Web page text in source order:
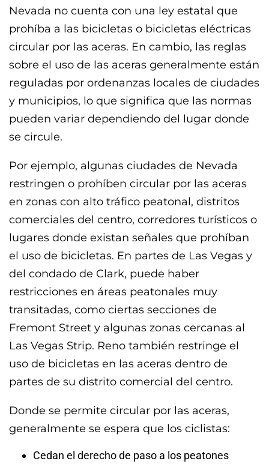
Nevada no cuenta con una ley estatal que
prohíba a las bicicletas o bicicletas eléctricas
circular por las aceras. En cambio, las reglas
sobre el uso de las aceras generalmente están
reguladas por ordenanzas locales de ciudades
y municipios, lo que significa que las normas
pueden variar dependiendo del lugar donde
se circule.
Por ejemplo, algunas ciudades de Nevada
restringen o prohíben circular por las aceras
en zonas con alto tráfico peatonal, distritos
comerciales del centro, corredores turísticos o
lugares donde existan señales que prohíban
el uso de bicicletas. En partes de Las Vegas y
del condado de Clark, puede haber
restricciones en áreas peatonales muy
transitadas, como ciertas secciones de
Fremont Street y algunas zonas cercanas al
Las Vegas Strip. Reno también restringe el
uso de bicicletas en las aceras dentro de
partes de su distrito comercial del centro.
Donde se permite circular por las aceras,
generalmente se espera que los ciclistas:
Cedan el derecho de paso a los peatones